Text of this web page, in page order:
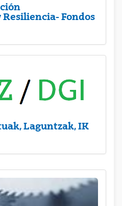
Fondos
Laguntzak, IK